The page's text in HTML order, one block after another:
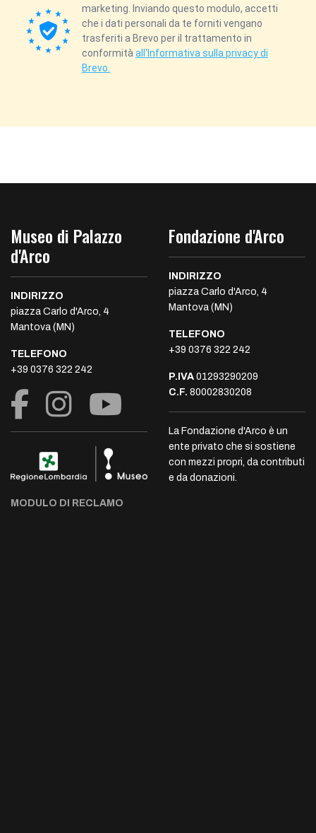
marketing. Inviando questo modulo, accetti
che i dati personali da te forniti vengano
trasferiti a Brevo per il trattamento in
conformità all'Informativa sulla privacy di
Brevo.
Museo di Palazzo
d'Arco
INDIRIZZO
piazza Carlo d'Arco, 4
Mantova (MN)
TELEFONO
+39 0376 322 242
MODULO DI RECLAMO
Fondazione d'Arco
INDIRIZZO
piazza Carlo d'Arco, 4
Mantova (MN)
TELEFONO
+39 0376 322 242
P.IVA 01293290209
C.F. 80002830208
La Fondazione d'Arco è un
ente privato che si sostiene
con mezzi propri, da contributi
e da donazioni.